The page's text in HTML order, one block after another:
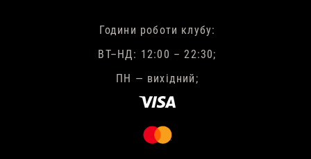
Години роботи клубу:
ВТ–НД: 12:00 – 22:30;
ПН — вихідний;